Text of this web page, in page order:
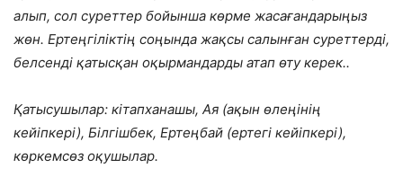
алып, сол суреттер бойынша көрме жасағандарыңыз
жөн. Ертеңгіліктің соңында жақсы салынған суреттерді,
белсенді қатысқан оқырмандарды атап өту керек..
Қатысушылар: кітапханашы, Ая (ақын өлеңінің
кейіпкері), Білгішбек, Ертеңбай (ертегі кейіпкері),
көркемсөз оқушылар.